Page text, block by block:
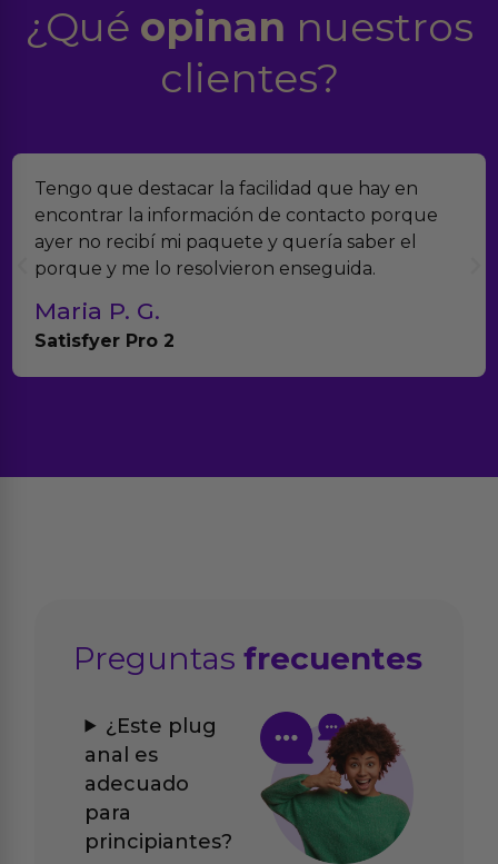
¿Qué opinan nuestros
clientes?
la facilidad que hay en
de contacto porque
paquete y quería saber el
enseguida.
Encontramos
verdad es que
muchísimos
con el
Preguntasfrecuentes
¿Este plug
anal es
adecuado
para
principiantes?